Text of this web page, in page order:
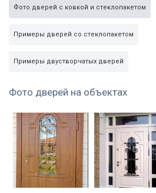
Фото дверей с ковкой и стеклопакетом
Примеры дверей со стеклопакетом
Примеры двустворчатых дверей
Фото дверей на объектах